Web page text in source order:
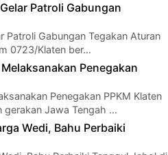
Patroli Gabungan
Patroli Gabungan Tegakan Aturan
0723/Klaten ber…
Penegakan
Penegakan PPKM Klaten
gerakan Jawa Tengah …
Wedi, Bahu Perbaiki